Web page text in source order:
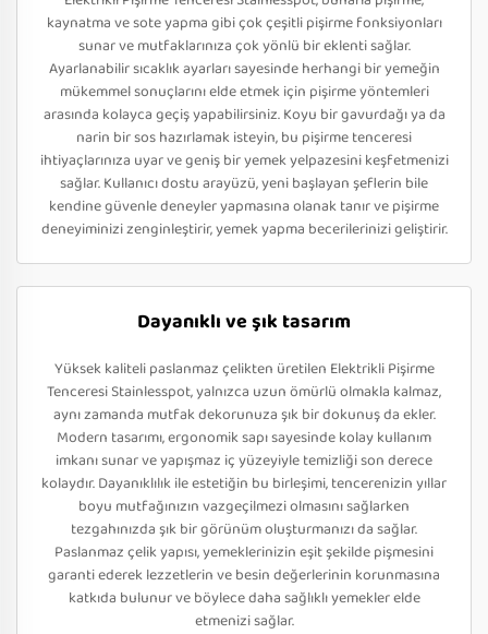
kaynatma ve sote yapma gibi çok çeşitli pişirme fonksiyonları
sunar ve mutfaklarınıza çok yönlü bir eklenti sağlar.
Ayarlanabilir sıcaklık ayarları sayesinde herhangi bir yemeğin
mükemmel sonuçlarını elde etmek için pişirme yöntemleri
arasında kolayca geçiş yapabilirsiniz. Koyu bir gavurdağı ya da
narin bir sos hazırlamak isteyin, bu pişirme tenceresi
ihtiyaçlarınıza uyar ve geniş bir yemek yelpazesini keşfetmenizi
sağlar. Kullanıcı dostu arayüzü, yeni başlayan şeflerin bile
kendine güvenle deneyler yapmasına olanak tanır ve pişirme
deneyiminizi zenginleştirir, yemek yapma becerilerinizi geliştirir.
Dayanıklı ve şık tasarım
Yüksek kaliteli paslanmaz çelikten üretilen Elektrikli Pişirme
Tenceresi Stainlesspot, yalnızca uzun ömürlü olmakla kalmaz,
aynı zamanda mutfak dekorunuza şık bir dokunuş da ekler.
Modern tasarımı, ergonomik sapı sayesinde kolay kullanım
imkanı sunar ve yapışmaz iç yüzeyiyle temizliği son derece
kolaydır. Dayanıklılık ile estetiğin bu birleşimi, tencerenizin yıllar
boyu mutfağınızın vazgeçilmezi olmasını sağlarken
tezgahınızda şık bir görünüm oluşturmanızı da sağlar.
Paslanmaz çelik yapısı, yemeklerinizin eşit şekilde pişmesini
garanti ederek lezzetlerin ve besin değerlerinin korunmasına
katkıda bulunur ve böylece daha sağlıklı yemekler elde
etmenizi sağlar.